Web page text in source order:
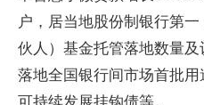
户，居当地股份制银行第
伙人）基金托管落地数量及
落地全国银行间市场首批